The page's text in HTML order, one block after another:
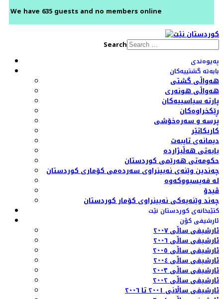
We have 635 guests and no members online
Search
پەیوەندی
بابەتە گشتییەکان
هەواڵی گشتی
هەواڵی هونەری
پارتە سیاسییەکان
ڕێکخراوەکان
پرسە و سەرەخۆشی
کاریکاتێر
دیمانەی تایبەت
بابەتی هەڵبژاردە
حکومەتی هەرێمی کوردستان
چەندین وێنەی نەبینراوی سەردەمی کۆماری کوردستان
لە فەیسبووکەوە
ڤیدۆ
چەند وێنەیەکی نەبینراوی کۆمار کوردستان
کتێبخانەی کوردستان نێت
ئارشیفی کۆن
ئارشیفی ساڵی ٢٠٠٧
ئارشیفی ساڵی ٢٠٠٦
ئارشیفی ساڵی ٢٠٠٥
ئارشیفی ساڵی ٢٠٠٤
ئارشیفی ساڵی ٢٠٠٣
ئارشیفی ساڵی ٢٠٠٢
ئارشیفی ساڵانی ٢٠٠١ تا ٢٠٠٦